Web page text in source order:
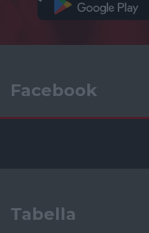
Facebook
Tabella